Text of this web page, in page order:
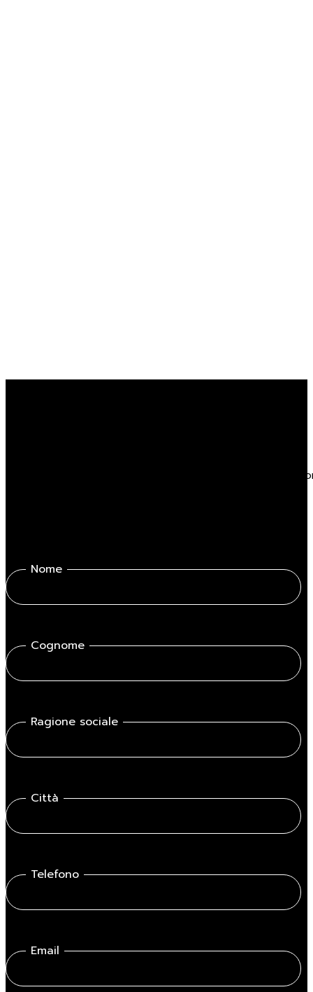
Compila il form, sarai contattato da uno dei nostri
Nome
Cognome
Ragione sociale
Città
Telefono
Email